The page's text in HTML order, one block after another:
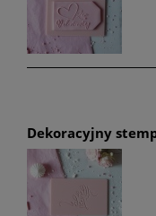
Dekoracyjny